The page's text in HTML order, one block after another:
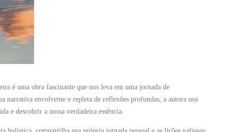
é uma obra fascinante que nos leva em uma jornada de
narrativa envolvente e repleta de reflexões profundas, a autora nos
e descobrir a nossa verdadeira essência.